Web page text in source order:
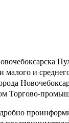
малого и
Торгово-